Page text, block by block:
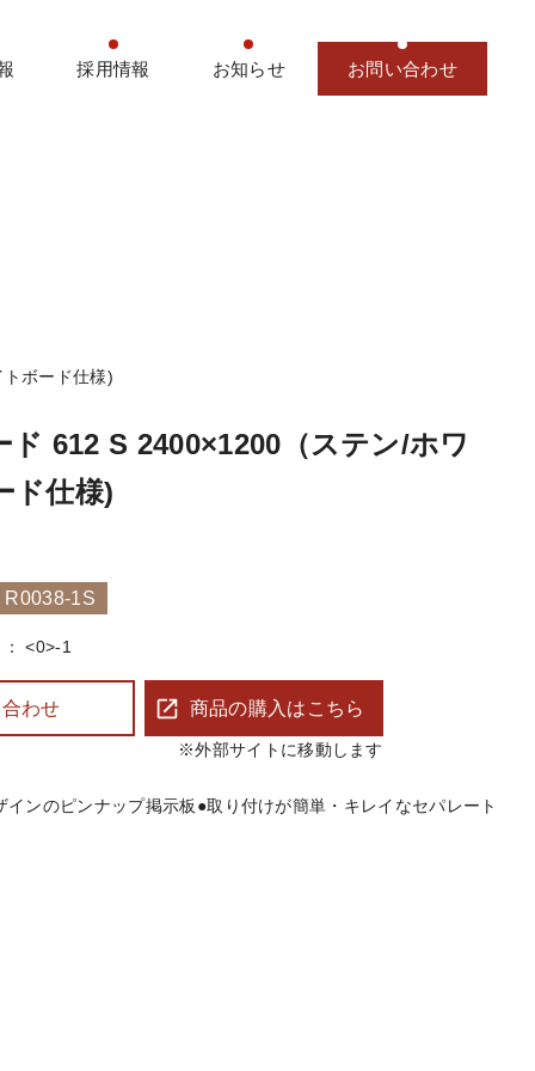
採用情報 お知らせ お問い合わせ
ボード仕様)
ド 612 S 2400×1200（ステン/ホワ
ド仕様)
R0038-1S
<0>-1
わせ 商品の購入はこちら
※外部サイトに移動します
インのピンナップ掲示板 ●取り付けが簡単・キレイなセパレート